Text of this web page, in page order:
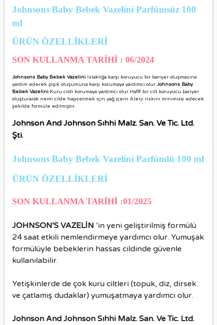
Johnsons Baby Bebek Vazelini Parfümsüz 100
ml
ÜRÜN ÖZELLİKLERİ
SON KULLANMA TARİHİ : 06/2024
Johnsons Baby Bebek Vazelini Islaklığa karşı koruyucu bir bariyer oluşmasına
yardım ederek pişik oluşumuna karşı korumaya yardımcı olur.Johnsons Baby
Bebek Vazelini Kuru cildi korumaya yardımcı olur.Hafif bir cilt koruyucu bariyer
oluşturarak nemi cilde hapsetmek için yağ içerir.Alerji riskini minimize edecek
şekilde formüle edilmiştir.
Johnson And Johnson Sıhhi Malz. San. Ve Tic. Ltd.
Şti.
Johnsons Baby Bebek Vazelini Parfümlü 100 ml
ÜRÜN ÖZELLİKLERİ
SON KULLANMA TARİHİ :01/2025
JOHNSON'S VAZELİN ’in yeni geliştirilmiş formülü
24 saat etkili nemlendirmeye yardımcı olur. Yumuşak
formülüyle bebeklerin hassas cildinde güvenle
kullanılabilir.
Yetişkinlerde de çok kuru ciltleri (topuk, diz, dirsek
ve çatlamış dudaklar) yumuşatmaya yardımcı olur.
Johnson And Johnson Sıhhi Malz. San. Ve Tic. Ltd.